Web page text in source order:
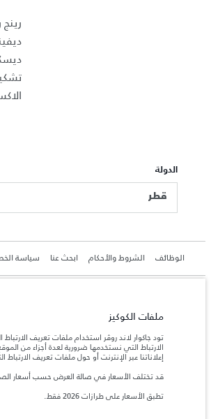
الدولة
قطر
الوظائف الشروط والأحكام ابحث عنا سياسة
جاكوار لاند روڨر المحدودة: 2026
قطر, الفردان بريميير موتورز (ذ.م.م.)
تعكس الأوزان المذكورة مواصفات السيارة القياسية. سوف تؤثر
المعلومات والمواصفات والأسعار والألوان المذكورة على هذا
ملفات الكوكيز
تود جاكوار لاند روڤر استخدام ملفات تعريف
الارتباط التي نستخدمها ضرورية لعدة أجزاء من
إعلاناتنا عبر الإنترنت أو حول ملفات تعريف
قد تختلف الأسعار في صالة العرض حسب أسعار
تطبق الأسعار على طرازات 2026 فقط.‎